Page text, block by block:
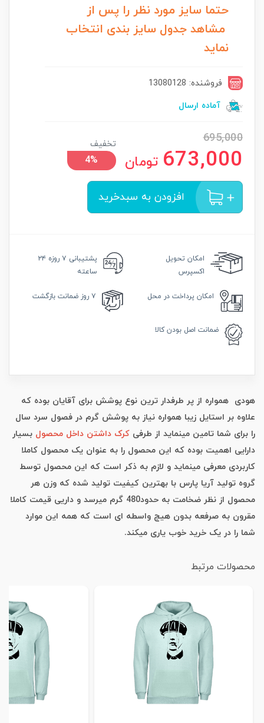
حتما سایز مورد نظر را پس از
مشاهد جدول سایز بندی انتخاب
نماید
فروشنده: 13080128
آماده ارسال
695,000
673,000 تومان
تخفیف
4%
افزودن به سبدخرید
امکان تحویل
اکسپرس
پشتیبانی
۷ روزه ۲۴
ساعته
امکان پرداخت در محل ۷ روز ضمانت بازگشت
ضمانت اصل بودن کالا
هودی همواره از پر طرفدار ترین نوع پوشش برای آقایان بوده که
علاوه بر استایل زیبا همواره نیاز به پوشش گرم در فصول سرد سال
را برای شما تامین مینماید از طرفی کرک داشتن داخل محصول بسیار
دارایی اهمیت بوده که این محصول را به عنوان یک محصول کاملا
کاربردی معرفی مینماید و لازم به ذکر است که این محصول توسط
گروه تولید آریا پارس با بهترین کیفیت تولید شده که وزن هر
محصول از نظر ضخامت به حدود480 گرم میرسد و داریی قیمت کاملا
مقرون به صرفعه بدون هیچ واسطه ای است که همه این موارد
شما را در یک خرید خوب یاری میکند.
محصولات مرتبط